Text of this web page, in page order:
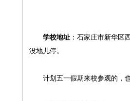
学校地址：石家庄市新华区
没地儿停。
计划五一假期来校参观的，